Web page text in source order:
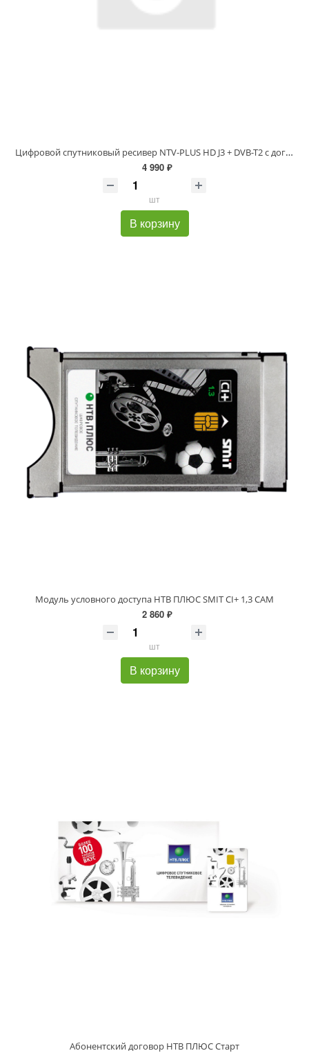
Цифровой спутниковый ресивер NTV-PLUS HD J3 + DVB-T2 с договором
4 990 ₽
шт
В корзину
Модуль условного доступа НТВ ПЛЮС SMIT CI+ 1,3 CAM
2 860 ₽
шт
В корзину
Абонентский договор НТВ ПЛЮС Старт